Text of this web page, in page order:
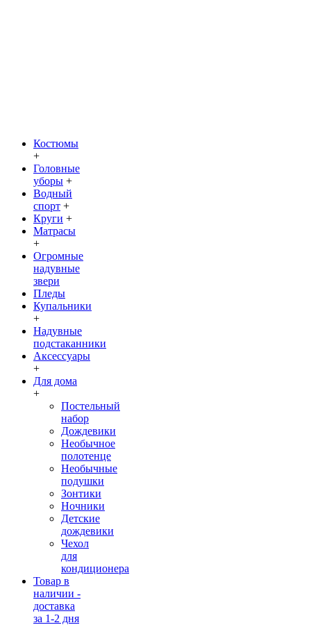
Костюмы
+
Головные
уборы +
Водный
спорт +
Круги +
Матрасы
+
Огромные
надувные
звери
Пледы
Купальники
+
Надувные
подстаканники
Аксессуары
+
Для дома
+
Постельный
набор
Дождевики
Необычное
полотенце
Необычные
подушки
Зонтики
Ночники
Детские
дождевики
Чехол
для
кондиционера
Товар в
наличии -
доставка
за 1-2 дня